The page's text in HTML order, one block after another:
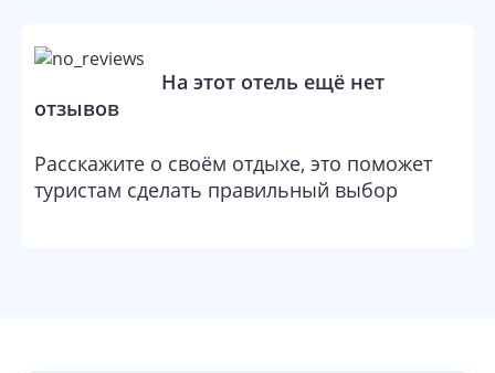
На этот отель ещё нет
отзывов
Расскажите о своём отдыхе, это поможет
туристам сделать правильный выбор